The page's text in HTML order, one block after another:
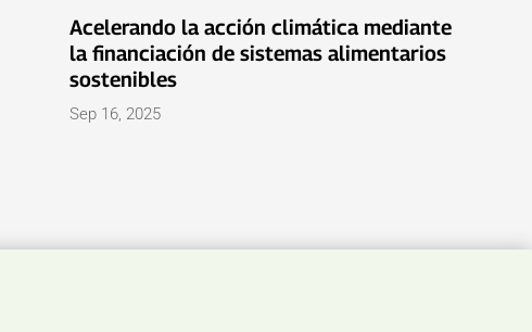
Acelerando la acción climática mediante
la financiación de sistemas alimentarios
sostenibles
Sep 16, 2025